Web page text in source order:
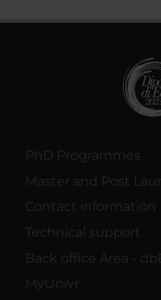
PhD Programmes
Master and Post
Contact information
Technical support
Back office Area -
MyUnivr